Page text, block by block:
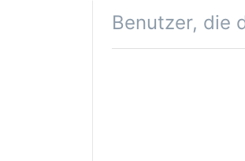
Benutzer, die